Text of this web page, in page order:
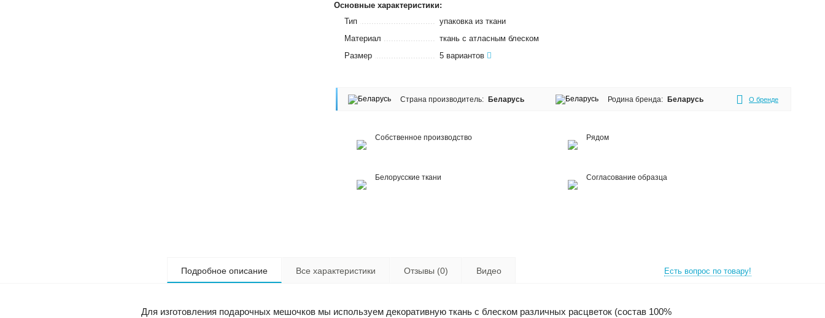
Основные характеристики:
Тип
упаковка из ткани
Материал
ткань с атласным блеском
Размер
5 вариантов
Страна производитель: Беларусь Родина бренда: Беларусь О бренде
Собственное производство Рядом
Белорусские ткани Согласование образца
Есть вопрос по товару!
Подробное описание Все характеристики Отзывы (0) Видео
Для изготовления подарочных мешочков мы используем декоративную ткань с блеском различных расцветок (состав 100%